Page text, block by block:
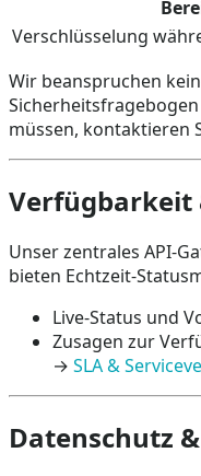
Verschlüsselung
Wir beanspruchen
müssen, kontaktieren
Verfügbarkeit
Unser zentrales API-
bieten Echtzeit-
Live-Status und
Zusagen zur
→ SLA &
Datenschutz